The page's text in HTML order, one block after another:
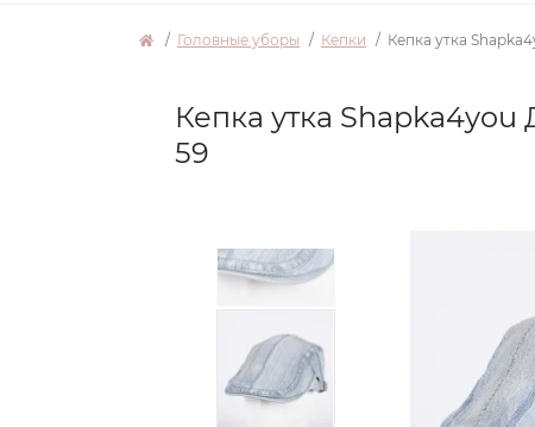
Головные уборы Кепки Кепка утка
Кепка утка
59